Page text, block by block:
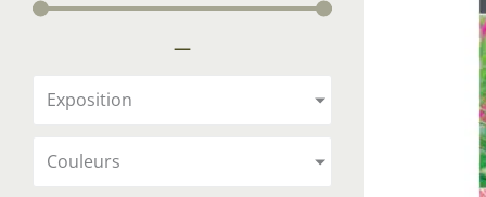
Arbustes de terre de bruyère
Plantes Grimpantes
Plantes
Plantes
Plantes
Plantes
Plantes
—
Exposition
Couleurs